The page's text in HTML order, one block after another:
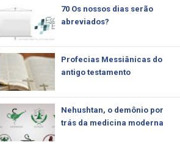
70 Os nossos dias serão
abreviados?
Profecias Messiânicas do
antigo testamento
Nehushtan, o demônio por
trás da medicina moderna